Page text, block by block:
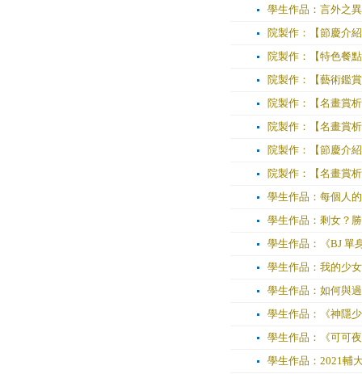
學生作品：言外之
院製作：【節慶介
院製作：【特色餐
院製作：【藝術鑑
院製作：【名畫賞
院製作：【名畫賞
院製作：【節慶介
院製作：【名畫賞
學生作品：每個人
學生作品：剩女？
學生作品：《BJ 單
學生作品：我的少
學生作品：如何與
學生作品：《神隱
學生作品：《可可
學生作品：2021輔